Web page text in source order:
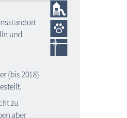
und
(bis 2018)
zu
aber